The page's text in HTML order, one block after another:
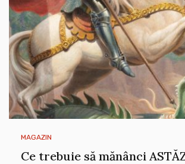
MAGAZIN
Ce trebuie să mănânci